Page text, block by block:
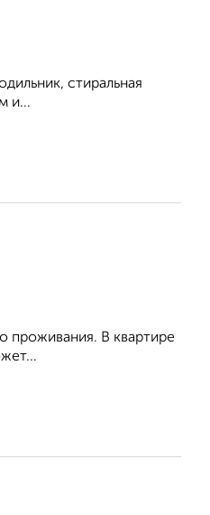
стиральная
и...
проживания. В квартире